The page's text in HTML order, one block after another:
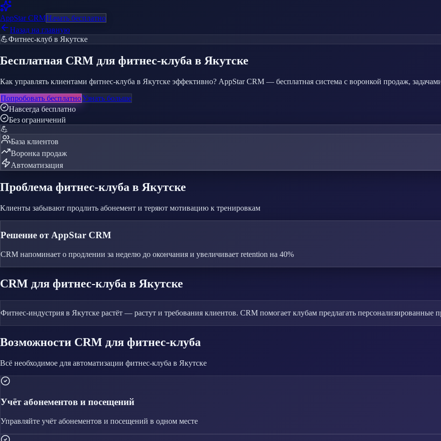
AppStarCRMНачать бесплатно
Назад на главную
💪Фитнес-клуб в Якутске
Бесплатная CRM для фитнес-клуба в Якутске
Как управлять клиентами фитнес-клуба в Якутске эффективно? AppStar CRM — бесплатная система с воронкой продаж,
Попробовать бесплатноУзнать больше
Навсегда бесплатно
Без ограничений
💪
База клиентов
Воронка продаж
Автоматизация
Проблема фитнес-клуба в Якутске
Клиенты забывают продлить абонемент и теряют мотивацию к тренировкам
Решение от AppStar CRM
CRM напоминает о продлении за неделю до окончания и увеличивает retention на 40%
CRM для фитнес-клуба в Якутске
Фитнес-индустрия в Якутске растёт — растут и требования клиентов. CRM помогает клубам предлагать
Возможности CRM для фитнес-клуба
Всё необходимое для автоматизации фитнес-клуба в Якутске
Учёт абонементов и посещений
Управляйте учёт абонементов и посещений в одном месте